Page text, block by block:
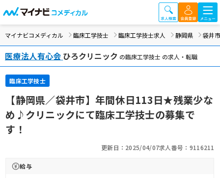
マイナビコメディカル 臨床工学技士 臨床工学技士求人 静岡県 袋井市
医療法人有心会 ひろクリニック の臨床工学技士 の求人・転職
臨床工学技士
【静岡県／袋井市】年間休日113日★残業少な
め♪クリニックにて臨床工学技士の募集で
す！
更新日：2025/04/07求人番号：9116211
給与